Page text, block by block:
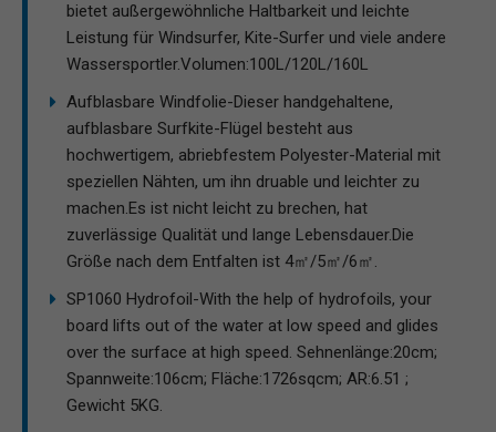
bietet außergewöhnliche Haltbarkeit und leichte
Leistung für Windsurfer, Kite-Surfer und viele andere
Wassersportler.Volumen:100L/120L/160L
Aufblasbare Windfolie-Dieser handgehaltene,
aufblasbare Surfkite-Flügel besteht aus
hochwertigem, abriebfestem Polyester-Material mit
speziellen Nähten, um ihn druable und leichter zu
machen.Es ist nicht leicht zu brechen, hat
zuverlässige Qualität und lange Lebensdauer.Die
Größe nach dem Entfalten ist 4㎡/5㎡/6㎡.
SP1060 Hydrofoil-With the help of hydrofoils, your
board lifts out of the water at low speed and glides
over the surface at high speed. Sehnenlänge:20cm;
Spannweite:106cm; Fläche:1726sqcm; AR:6.51 ;
Gewicht 5KG.